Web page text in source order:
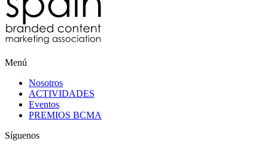
Menú
Nosotros
ACTIVIDADES
Eventos
PREMIOS BCMA
Síguenos